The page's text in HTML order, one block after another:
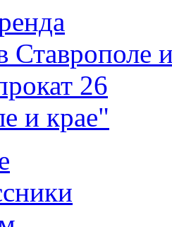
и крае"